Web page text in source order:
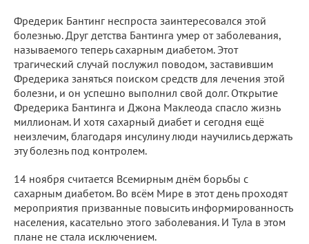
Фредерик Бантинг неспроста заинтересовался этой
болезнью. Друг детства Бантинга умер от заболевания,
называемого теперь сахарным диабетом. Этот
трагический случай послужил поводом, заставившим
Фредерика заняться поиском средств для лечения этой
болезни, и он успешно выполнил свой долг. Открытие
Фредерика Бантинга и Джона Маклеода спасло жизнь
миллионам. И хотя сахарный диабет и сегодня ещё
неизлечим, благодаря инсулину люди научились держать
эту болезнь под контролем.
14 ноября считается Всемирным днём борьбы с
сахарным диабетом. Во всём Мире в этот день проходят
мероприятия призванные повысить информированность
населения, касательно этого заболевания. И Тула в этом
плане не стала исключением.